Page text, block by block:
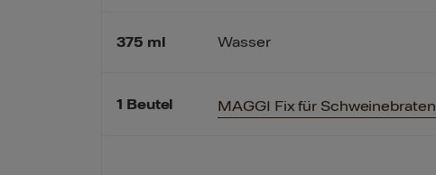
375 ml
1 Beutel
Wasser
MAGGI Fix für Schweinebraten